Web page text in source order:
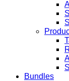
Bundles